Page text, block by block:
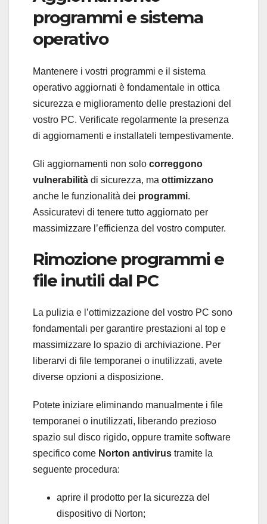
programmi e sistema
operativo
Mantenere i vostri programmi e il sistema
operativo aggiornati è fondamentale in ottica
sicurezza e miglioramento delle prestazioni del
vostro PC. Verificate regolarmente la presenza
di aggiornamenti e installateli tempestivamente.
Gli aggiornamenti non solo correggono
vulnerabilità di sicurezza, ma ottimizzano
anche le funzionalità dei programmi.
Assicuratevi di tenere tutto aggiornato per
massimizzare l’efficienza del vostro computer.
Rimozione programmi e
file inutili dal PC
La pulizia e l’ottimizzazione del vostro PC sono
fondamentali per garantire prestazioni al top e
massimizzare lo spazio di archiviazione. Per
liberarvi di file temporanei o inutilizzati, avete
diverse opzioni a disposizione.
Potete iniziare eliminando manualmente i file
temporanei o inutilizzati, liberando prezioso
spazio sul disco rigido, oppure tramite software
specifico come Norton antivirus tramite la
seguente procedura:
aprire il prodotto per la sicurezza del
dispositivo di Norton;